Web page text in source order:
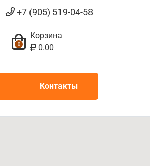
+7 (905) 519-04-58
0
Корзина
0.00
Контакты